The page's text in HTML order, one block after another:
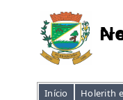
Início Holerith